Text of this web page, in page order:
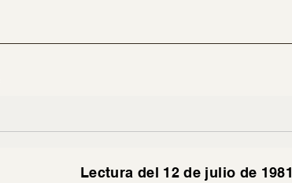
Lectura del 12 de julio de 1981